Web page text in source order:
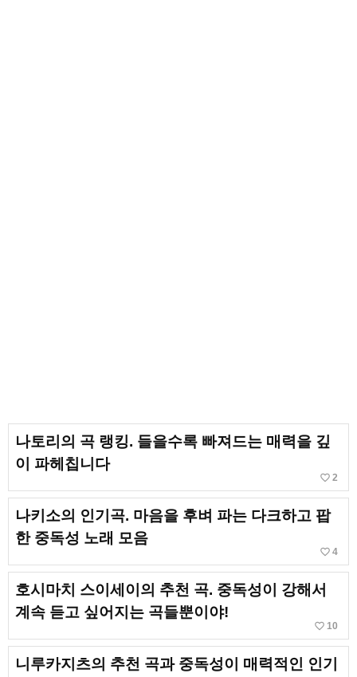
나토리의 곡 랭킹. 들을수록 빠져드는 매력을 깊
이 파헤칩니다
favorite_border 2
나키소의 인기곡. 마음을 후벼 파는 다크하고 팝
한 중독성 노래 모음
favorite_border 4
호시마치 스이세이의 추천 곡. 중독성이 강해서
계속 듣고 싶어지는 곡들뿐이야!
favorite_border 10
니루카지츠의 추천 곡과 중독성이 매력적인 인기